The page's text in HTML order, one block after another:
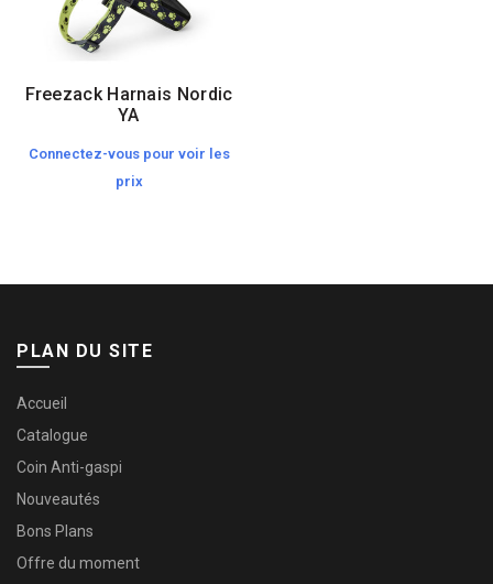
Freezack Harnais Nordic
YA
Connectez-vous pour voir les
prix
PLAN DU SITE
Accueil
Catalogue
Coin Anti-gaspi
Nouveautés
Bons Plans
Offre du moment